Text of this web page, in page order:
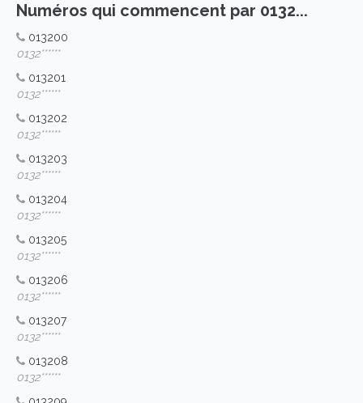
Numéros qui commencent par 0132...
013200
0132******
013201
0132******
013202
0132******
013203
0132******
013204
0132******
013205
0132******
013206
0132******
013207
0132******
013208
0132******